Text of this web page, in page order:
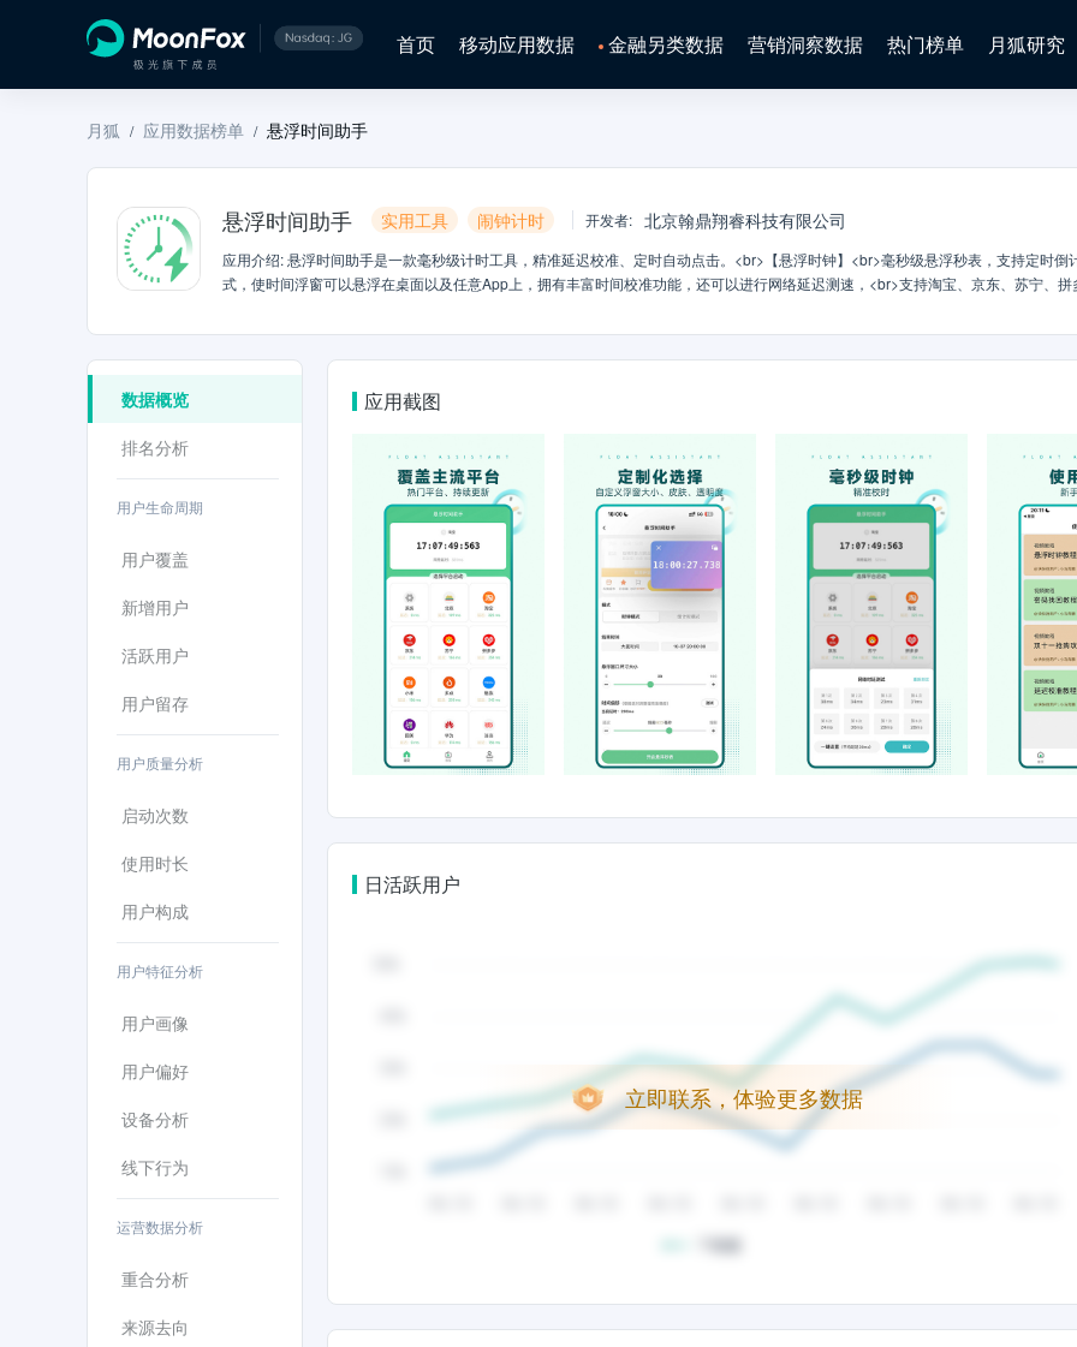
首页 移动应用数据 金融另类数据 营销洞察数据 热门榜单 月狐研究
月狐 / 应用数据榜单 / 悬浮时间助手
悬浮时间助手 实用工具 闹钟计时 开发者: 北京翰鼎翔睿科技有限公司
应用介绍:悬浮时间助手是一款毫秒级计时工具，精准延迟校准、定时自动点击。<br>【悬浮时钟】<br>毫秒级悬浮秒表，支持定时倒
式，使时间浮窗可以悬浮在桌面以及任意App上，拥有丰富时间校准功能，还可以进行网络延迟测速，<br>支持淘宝、京东、苏宁、拼
数据概览
排名分析
用户生命周期
用户覆盖
新增用户
活跃用户
用户留存
用户质量分析
启动次数
使用时长
用户构成
用户特征分析
用户画像
用户偏好
设备分析
线下行为
运营数据分析
重合分析
来源去向
应用截图
日活跃用户
立即联系，体验更多数据